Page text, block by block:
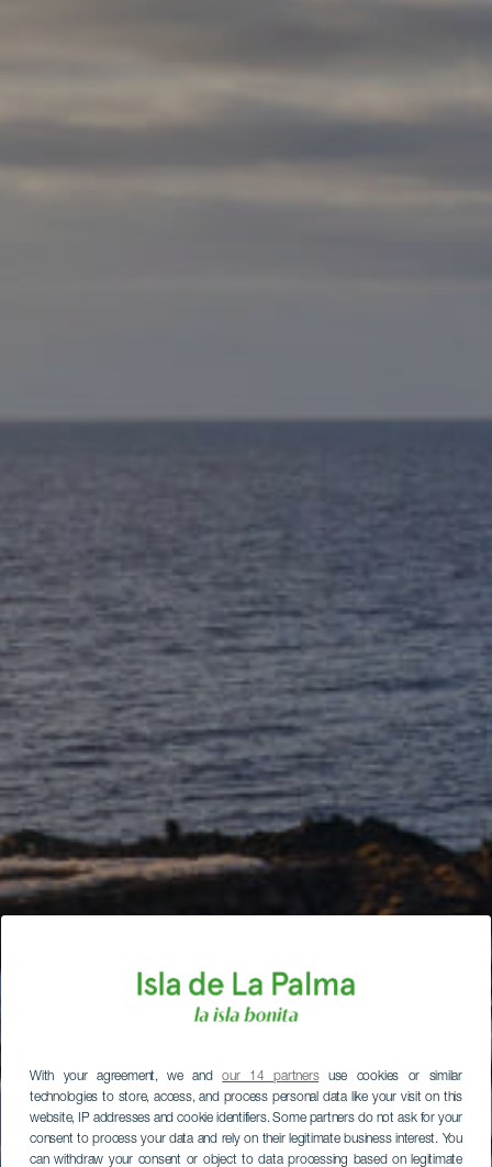
With your agreement, we andour 14 partnersuse cookies or similar
technologies to store, access, and process personal data like your visit on this
website, IP addresses and cookie identifiers. Some partners do not ask for your
consent to process your data and rely on their legitimate business interest. You
can withdraw your consent or object to data processing based on legitimate